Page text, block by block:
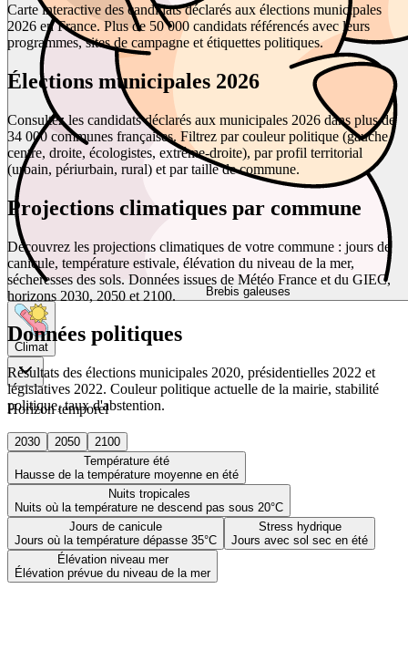
Brebis galeuses
Climat
Horizon temporel
2030 2050
2100
Température été
Hausse de la température moyenne en été
Nuits tropicales
Nuits où la température ne descend pas sous 20°C
Jours de canicule
Jours où la température dépasse 35°C
Stress hydrique
Jours avec sol sec en été
Élévation niveau mer
Élévation prévue du niveau de la mer
Carte interactive des candidats déclarés aux élections municipales
2026 en France. Plus de 50 000 candidats référencés avec leurs
programmes, sites de campagne et étiquettes politiques.
Élections municipales 2026
Consultez les candidats déclarés aux municipales 2026 dans plus de
34 000 communes françaises. Filtrez par couleur politique (gauche,
centre, droite, écologistes, extrême-droite), par profil territorial
(urbain, périurbain, rural) et par taille de commune.
Projections climatiques par commune
Découvrez les projections climatiques de votre commune : jours de
canicule, température estivale, élévation du niveau de la mer,
sécheresses des sols. Données issues de Météo France et du GIEC,
horizons 2030, 2050 et 2100.
Données politiques
Résultats des élections municipales 2020, présidentielles 2022 et
législatives 2022. Couleur politique actuelle de la mairie, stabilité
politique, taux d'abstention.